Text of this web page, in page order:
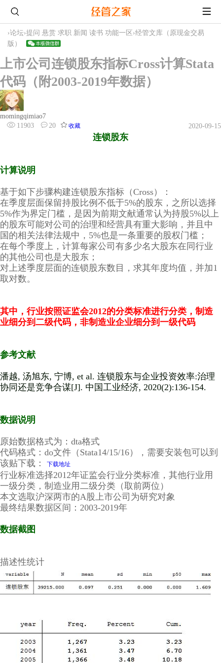
›论坛›提问 悬赏 求职 新闻 读书 功能一区 ›经管文库（原现金交易
版）
上市公司连锁股东指标Cross计算Stata
代码（附2003-2019年数据）
momingqimiao7
11903
20 收藏 2020-09-15
连锁股东
计算说明
基于如下步骤构建连锁股东指标（Cross）：
在季度层面保留持股比例不低于5%的股东，之所以选择
5%作为界定门槛，是因为前期文献通常认为持股5%以上
的股东可能对公司的治理和经营具有重大影响，并且中
国的相关法律法规中，5%也是一条重要的股权门槛；
在每个季度上，计算每家公司有多少名大股东在同行业
的其他公司也是大股东；
对上述季度层面的连锁股东数目，求其年度均值，并加1
取对数。
其中，行业按照证监会2012的分类标准进行分类，制造
业细分到二级代码，非制造业企业细分到一级代码
参考文献
潘越, 汤旭东, 宁博, et al. 连锁股东与企业投资效率:治理
协同还是竞争合谋[J]. 中国工业经济, 2020(2):136-154.
数据说明
原始数据格式为：dta格式
代码格式：do文件（Stata14/15/16），需要安装包可以到
该贴下载：
下载地址
行业标准选择2012年证监会行业分类标准，其他行业用
一级分类，制造业用二级分类（取前两位）
本文选取沪深两市的A股上市公司为研究对象
最终结果数据区间：2003-2019年
数据截图
描述性统计